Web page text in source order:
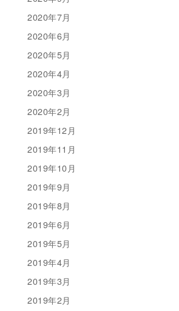
2020年7月
2020年6月
2020年5月
2020年4月
2020年3月
2020年2月
2019年12月
2019年11月
2019年10月
2019年9月
2019年8月
2019年6月
2019年5月
2019年4月
2019年3月
2019年2月